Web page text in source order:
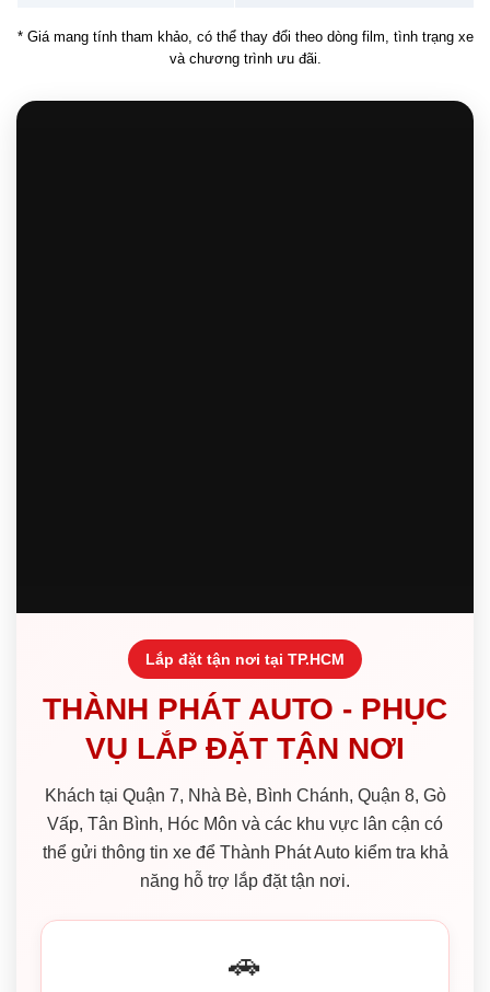
* Giá mang tính tham khảo, có thể thay đổi theo dòng film, tình trạng xe
và chương trình ưu đãi.
Lắp đặt tận nơi tại TP.HCM
THÀNH PHÁT AUTO - PHỤC
VỤ LẮP ĐẶT TẬN NƠI
Khách tại Quận 7, Nhà Bè, Bình Chánh, Quận 8, Gò
Vấp, Tân Bình, Hóc Môn và các khu vực lân cận có
thể gửi thông tin xe để Thành Phát Auto kiểm tra khả
năng hỗ trợ lắp đặt tận nơi.
🚗